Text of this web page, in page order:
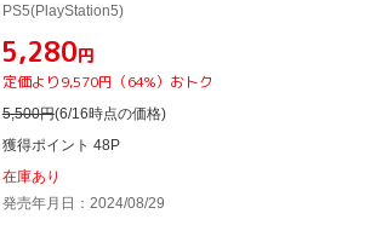
PS5(PlayStation5)
¥5,280円
定価より9,570円（64%）おトク
5,500円(6/16時点の価格)
獲得ポイント 48P
在庫あり
発売年月日：2024/08/29